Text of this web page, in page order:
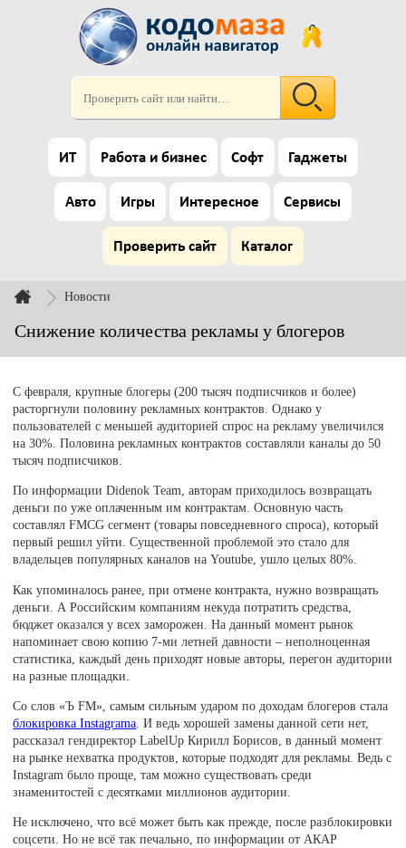
ИТ Работа и бизнес Софт Гаджеты
Авто Игры Интересное Сервисы
Проверить сайт Каталог
Новости
Снижение количества рекламы у блогеров
С февраля, крупные блогеры (200 тысяч подписчиков и более)
расторгнули половину рекламных контрактов. Однако у
пользователей с меньшей аудиторией спрос на рекламу увеличился
на 30%. Половина рекламных контрактов составляли каналы до 50
тысяч подписчиков.
По информации Didenok Team, авторам приходилось возвращать
деньги по уже оплаченным им контрактам. Основную часть
составлял FMCG сегмент (товары повседневного спроса), который
первый решил уйти. Существенной проблемой это стало для
владельцев популярных каналов на Youtube, ушло целых 80%.
Как упоминалось ранее, при отмене контракта, нужно возвращать
деньги. А Российским компаниям некуда потратить средства,
бюджет оказался у всех заморожен. На данный момент рынок
напоминает свою копию 7-ми летней давности – неполноценная
статистика, каждый день приходят новые авторы, перегон аудитории
на разные площадки.
Со слов «Ъ FM», самым сильным ударом по доходам блогеров стала
блокировка Instagrama . И ведь хорошей замены данной сети нет,
рассказал гендиректор LabelUp Кирилл Борисов, в данный момент
на рынке нехватка продуктов, которые подходят для рекламы. Ведь с
Instagram было проще, там можно существовать среди
знаменитостей с десятками миллионов аудитории.
Не исключено, что всё может быть как прежде, после разблокировки
соцсети. Но не всё так печально, по информации от АКАР